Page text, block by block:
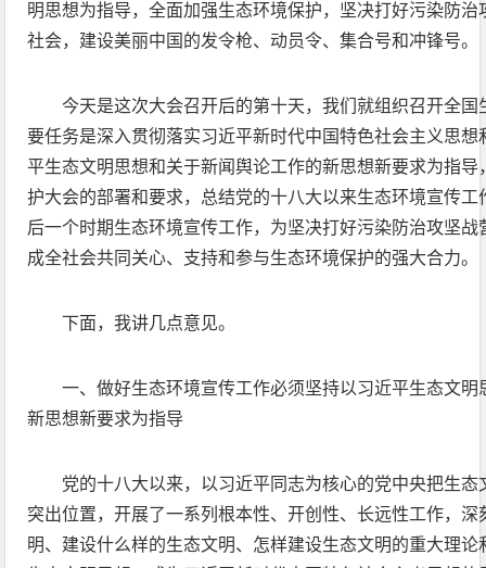
明思想为指导，全面加强生态环境保护，坚决打好污染防
社会，建设美丽中国的发令枪、动员令、集合号和冲锋号。
今天是这次大会召开后的第十天，我们就组织召开全
要任务是深入贯彻落实习近平新时代中国特色社会主义思
平生态文明思想和关于新闻舆论工作的新思想新要求为指
护大会的部署和要求，总结党的十八大以来生态环境宣传
后一个时期生态环境宣传工作，为坚决打好污染防治攻坚
成全社会共同关心、支持和参与生态环境保护的强大合力。
下面，我讲几点意见。
一、做好生态环境宣传工作必须坚持以习近平生态文
新思想新要求为指导
党的十八大以来，以习近平同志为核心的党中央把生
突出位置，开展了一系列根本性、开创性、长远性工作，
明、建设什么样的生态文明、怎样建设生态文明的重大理